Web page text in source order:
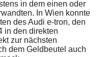
in dem einen oder
In Wien konnte
des Audi e-tron, den
in den direkten
zur nächsten
dem Geldbeutel auch